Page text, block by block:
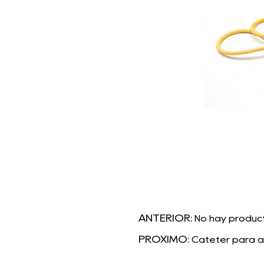
ANTERIOR: No hay
PRÓXIMO: Catéter para